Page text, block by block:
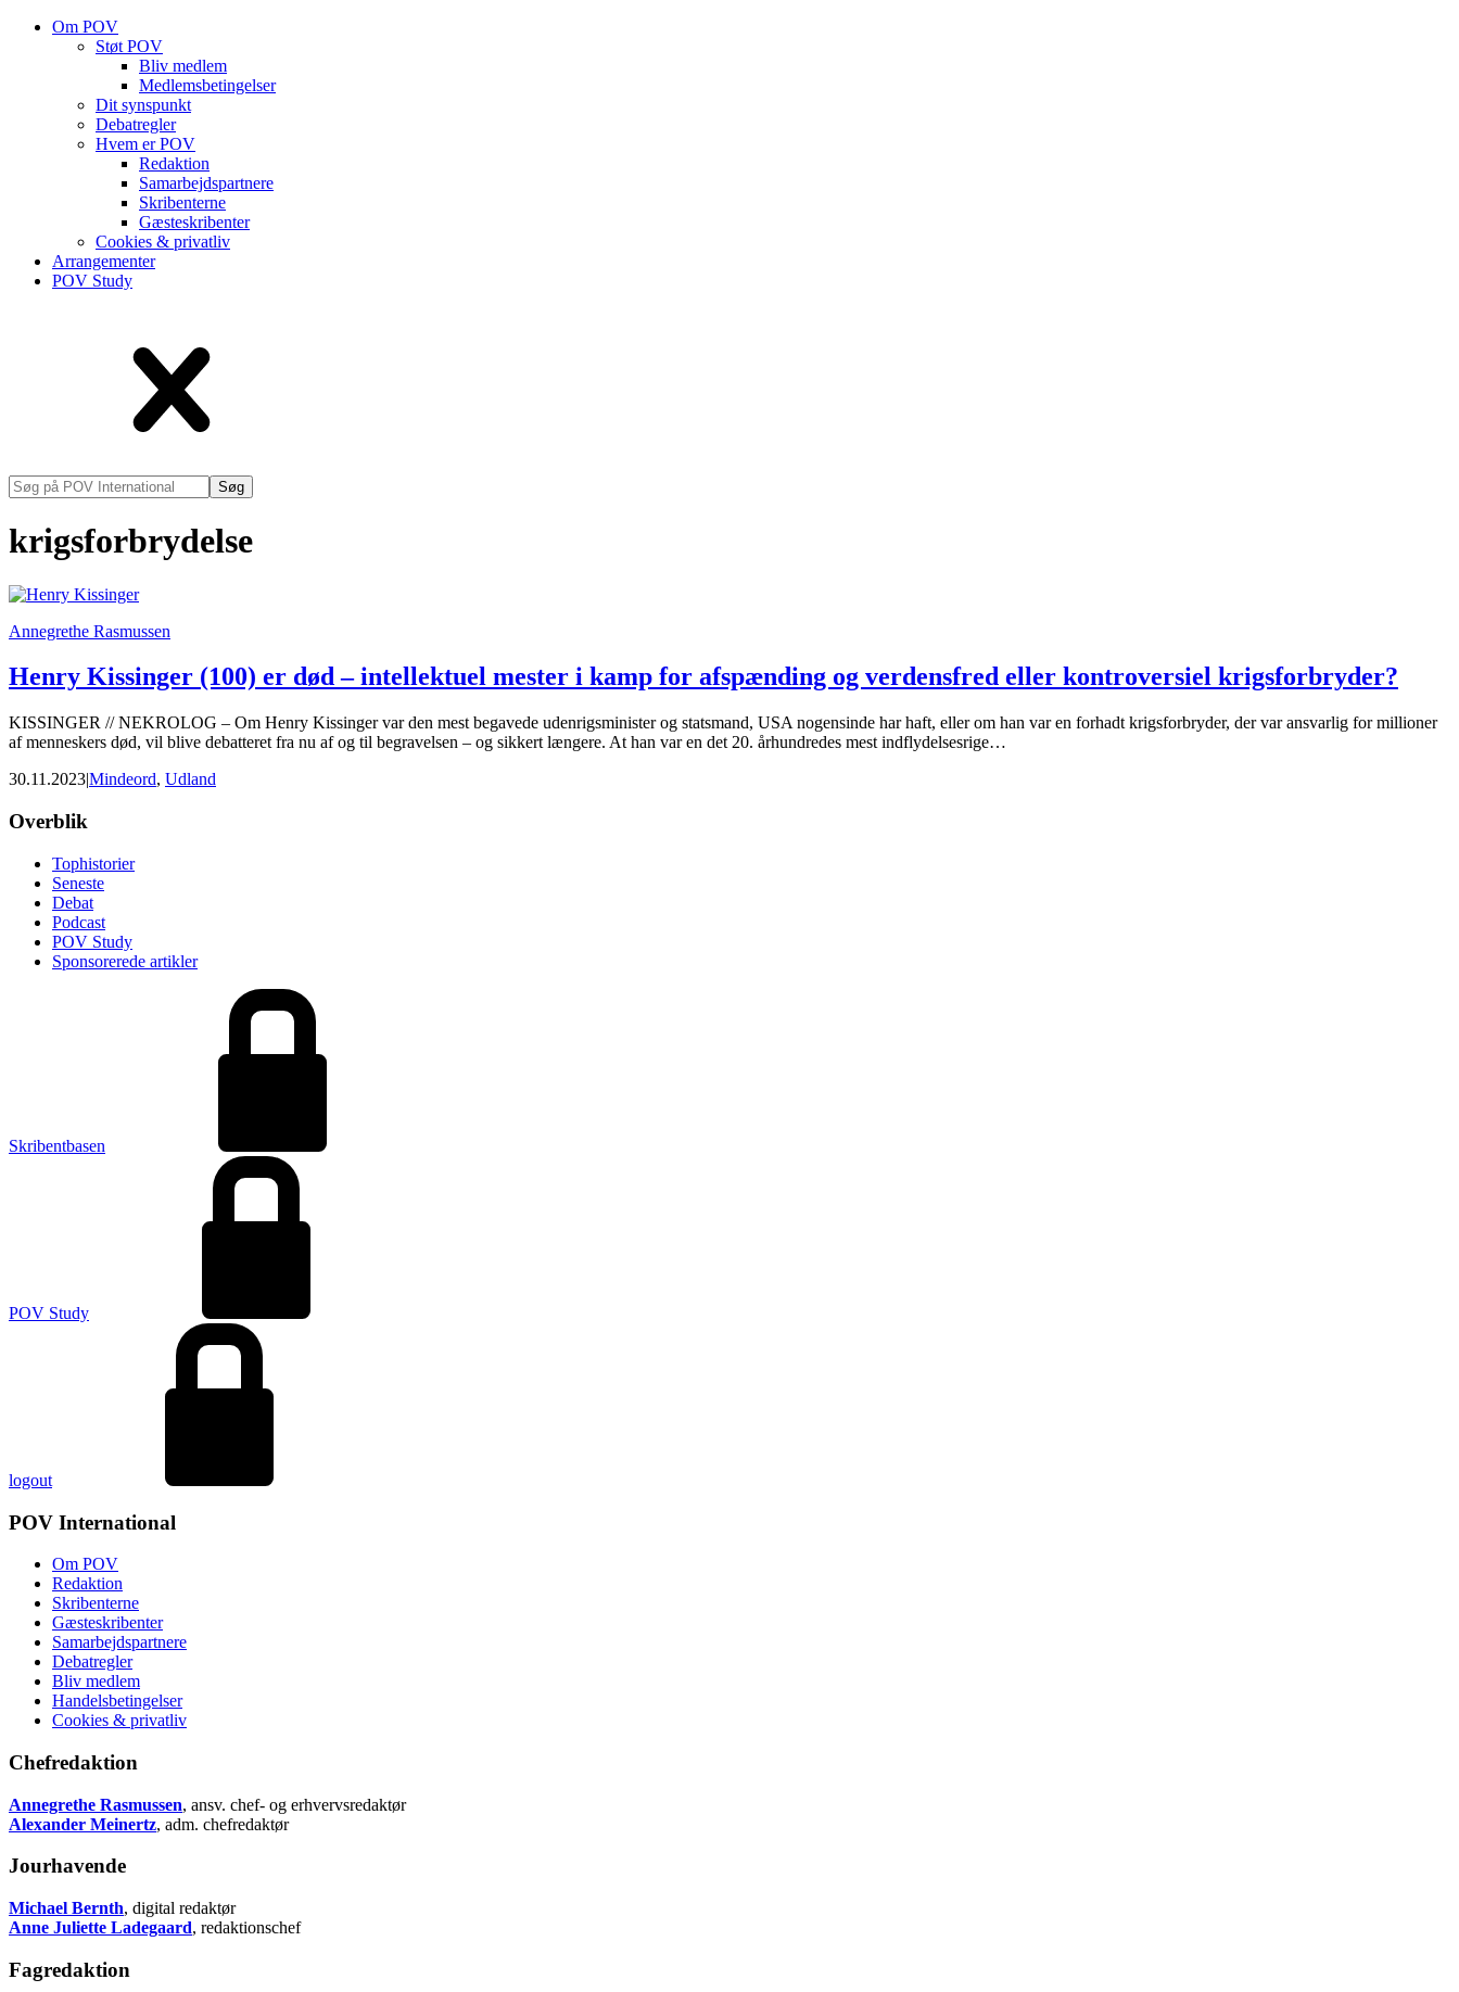
Om POV
Støt POV
Bliv medlem
Medlems­betingelser
Dit synspunkt
Debatregler
Hvem er POV
Redaktion
Samarbejdspartnere
Skribenterne
Gæsteskribenter
Cookies & privatliv
Arrangementer
POV Study
Søg
på
International
krigsforbrydelse
Annegrethe Rasmussen
Henry Kissinger (100) er død – intellektuel mester i kamp for afspænding og verdensfred eller kontroversiel krigsforbryder?
KISSINGER // NEKROLOG – Om Henry Kissinger var den mest begavede udenrigsminister og statsmand, USA nogensinde har haft, eller om han var en forhadt krigsforbryder, der var ansvarlig for millioner
af menneskers død, vil blive debatteret fra nu af og til begravelsen – og sikkert længere. At han var en det 20. århundredes mest indflydelsesrige…
30.11.2023|Mindeord, Udland
Footer
Overblik
Tophistorier
Seneste
Debat
Podcast
POV Study
Sponsorerede artikler
Skribentbasen
POV Study
logout
POV International
Om POV
Redaktion
Skribenterne
Gæsteskribenter
Samarbejdspartnere
Debatregler
Bliv medlem
Handelsbetingelser
Cookies & privatliv
Chefredaktion
Annegrethe Rasmussen, ansv. chef- og erhvervsredaktør
Alexander Meinertz, adm. chefredaktør
Jourhavende
Michael Bernth, digital redaktør
Anne Juliette Ladegaard, redaktionschef
Fagredaktion